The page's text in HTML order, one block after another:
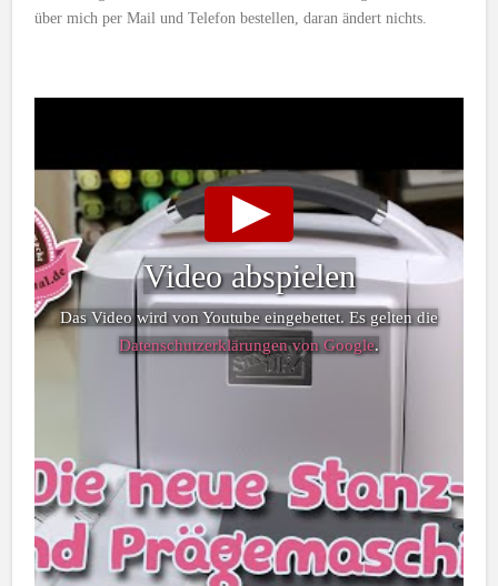
über mich per Mail und Telefon bestellen, daran ändert nichts.
Video abspielen
Das Video wird von Youtube eingebettet. Es gelten die
Datenschutzerklärungen von Google.